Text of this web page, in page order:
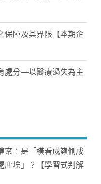
保障及其界限【本期企
處分—以醫療過失為主
案：是「橫看成嶺側成
塵埃」？【學習式判解